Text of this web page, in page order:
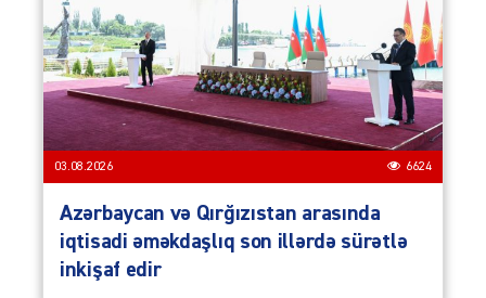
03.08.2026 6624
Azərbaycan və Qırğızıstan arasında
iqtisadi əməkdaşlıq son illərdə sürətlə
inkişaf edir